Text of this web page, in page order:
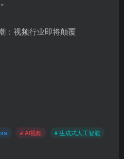
# AI视频
# 生成式人工智能